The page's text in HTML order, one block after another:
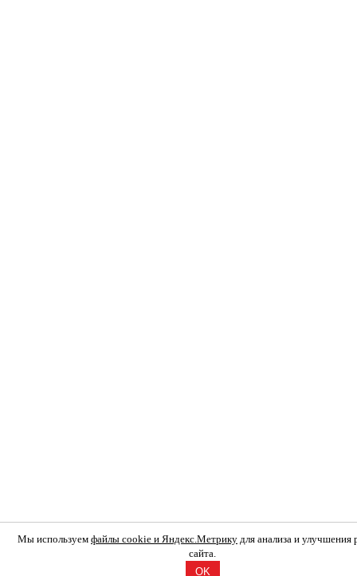
Мы используем файлы cookie и Яндекс.Метрику для анализа и улучшения
сайта.
OK